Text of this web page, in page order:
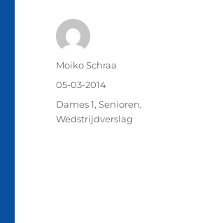
Auteur
Moiko Schraa
Geplaatst
05-03-2014
Categorieën
Dames 1,Senioren,
Wedstrijdverslag